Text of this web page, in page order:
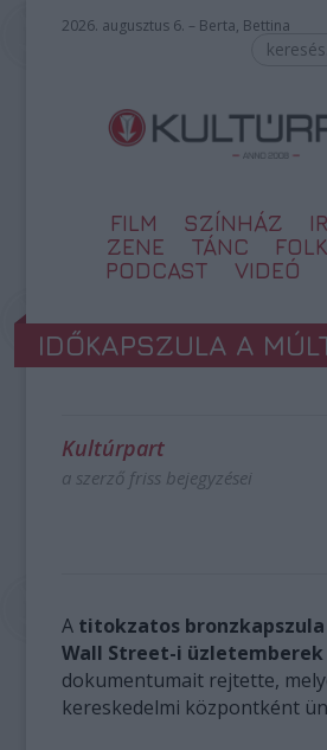
2026. augusztus 6. – Berta, Bettina
FILM SZÍNHÁZ
ZENE
TÁNC FOLK
PODCAST
VIDEÓ
IDŐKAPSZULA A
Kultúrpart
a szerző friss bejegyzései
A titokzatos bronzkapszula
Wall Street-i üzletemberek
dokumentumait rejtette,
kereskedelmi központként